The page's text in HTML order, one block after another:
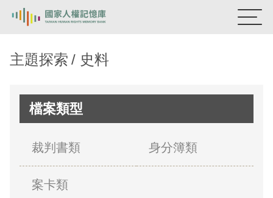
新生訓導處
關於我們
主題探索 史料
檔案類型
裁判書類 身分簿類
案卡類